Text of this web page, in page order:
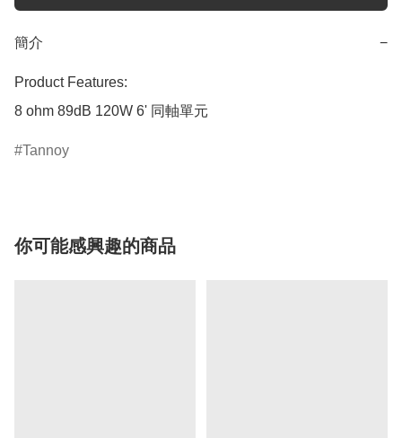
簡介 −
Product Features:
8 ohm 89dB 120W 6' 同軸單元
Tannoy
你可能感興趣的商品